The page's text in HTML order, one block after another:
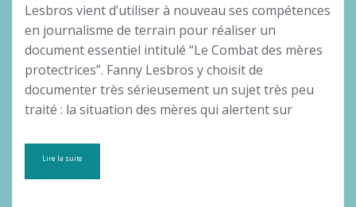
Lesbros vient d’utiliser à nouveau ses compétences
en journalisme de terrain pour réaliser un
document essentiel intitulé “Le Combat des mères
protectrices”. Fanny Lesbros y choisit de
documenter très sérieusement un sujet très peu
traité : la situation des mères qui alertent sur
Lire la suite